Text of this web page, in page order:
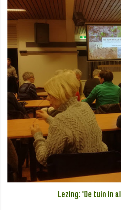
Lezing: 'De tuin in